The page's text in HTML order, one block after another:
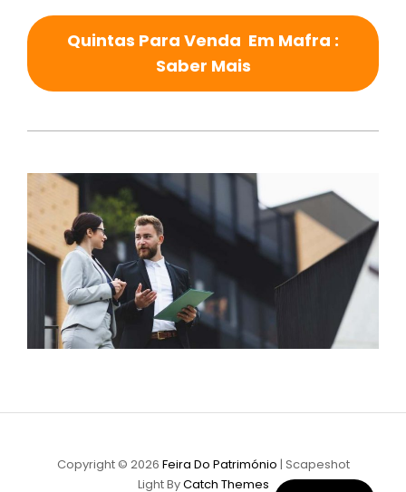
Quintas Para Venda Em Mafra :
Saber Mais
Copyright © 2026 Feira Do Património | Scapeshot
Light ByCatch Themes